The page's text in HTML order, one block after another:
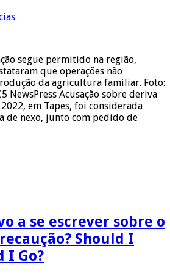
segue permitido na região,
que operações não
da agricultura familiar. Foto:
NewsPress Acusação sobre deriva
em Tapes, foi considerada
de nexo, junto com pedido de
a se escrever sobre o
Should I
I Go?